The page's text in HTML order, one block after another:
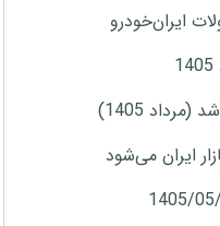
ایران‌خودرو
1405)